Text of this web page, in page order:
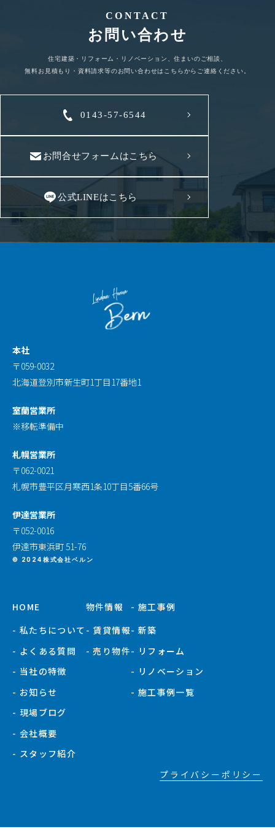
CONTACT
お問い合わせ
住宅建築・リフォーム・リノベーション、住まいのご相談、
無料お見積もり・資料請求等のお問い合わせはこちらからご連絡ください。
0143-57-6544
お問合せフォームはこちら
公式LINEはこちら
本社
〒059-0032
北海道登別市新生町1丁目17番地1
室蘭営業所
※移転準備中
札幌営業所
〒062-0021
札幌市豊平区月寒西1条10丁目5番66号
伊達営業所
〒052-0016
伊達市東浜町 51-76
© 2024株式会社ベルン
HOME
- 私たちについて
- よくある質問
- 当社の特徴
- お知らせ
- 現場ブログ
- 会社概要
- スタッフ紹介
物件情報
- 賃貸情報
- 売り物件
- 施工事例
- 新築
- リフォーム
- リノベーション
- 施工事例一覧
プライバシーポリシー